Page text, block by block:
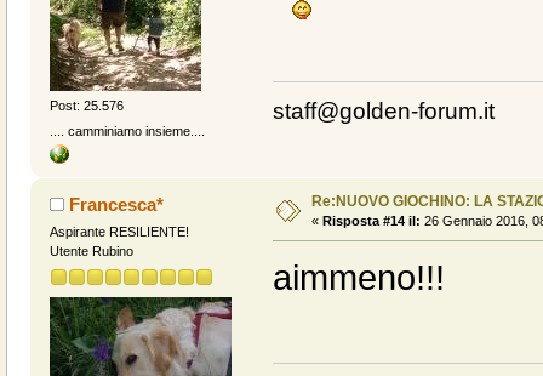
Post: 25.576
.... camminiamo insieme....
staff@golden-forum.it
Francesca*
Aspirante RESILIENTE!
Utente Rubino
Re:NUOVO GIOCHINO: LA
« Risposta #14 il: 26 Gennaio 2016,
aimmeno!!!